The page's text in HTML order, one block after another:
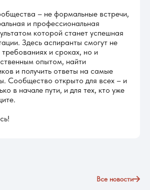
– не формальные встречи,
и профессиональная
которой станет успешная
Здесь аспиранты смогут не
требованиях и сроках, но и
опытом, найти
и получить ответы на самые
Сообщество открыто для всех – и
в начале пути, и для тех, кто уже
Все новости